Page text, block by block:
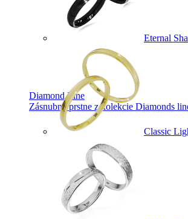
Diamond Line
Zásnubné prstne z kolekcie Diamonds
Eternal
Classic